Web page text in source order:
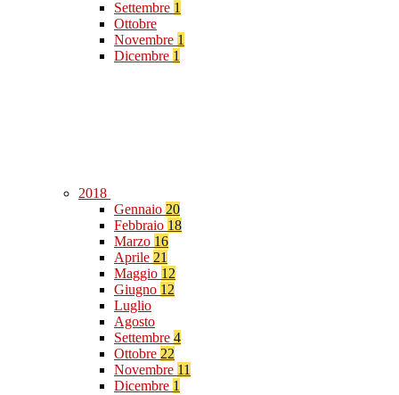
Settembre 1
Ottobre
Novembre 1
Dicembre 1
2018
Gennaio 20
Febbraio 18
Marzo 16
Aprile 21
Maggio 12
Giugno 12
Luglio
Agosto
Settembre 4
Ottobre 22
Novembre 11
Dicembre 1